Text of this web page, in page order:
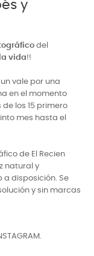
y
del
vida!!
vale por una
en el momento
los 15 primero
mes hasta el
de El Recien
natural y
a disposición. Se
y sin marcas